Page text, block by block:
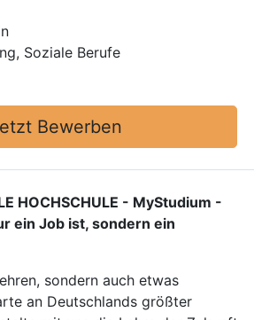
Soziale Berufe
Bewerben
HOCHSCHULE - MyStudium -
ein Job ist, sondern ein
sondern auch etwas
an Deutschlands größter